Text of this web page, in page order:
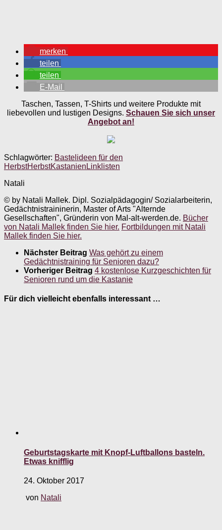
merken
teilen
teilen
E-Mail
Taschen, Tassen, T-Shirts und weitere Produkte mit
liebevollen und lustigen Designs. Schauen Sie sich unser
Angebot an!
Schlagwörter: Bastelideen für den
HerbstHerbstKastanien Linklisten
Natali
© by Natali Mallek. Dipl. Sozialpädagogin/ Sozialarbeiterin,
Gedächtnistraininerin, Master of Arts "Alternde
Gesellschaften", Gründerin von Mal-alt-werden.de. Bücher
von Natali Mallek finden Sie hier. Fortbildungen mit Natali
Mallek finden Sie hier.
Nächster Beitrag Was gehört zu einem
Gedächtnistraining für Senioren dazu?
Vorheriger Beitrag 4 kostenlose Kurzgeschichten für
Senioren rund um die Kastanie
Für dich vielleicht ebenfalls interessant …
Geburtstagskarte mit Knopf-Luftballons basteln.
Etwas knifflig
24. Oktober 2017
von Natali